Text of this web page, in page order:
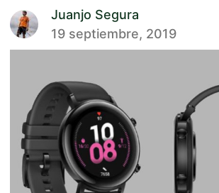
Juanjo Segura
19 septiembre, 2019